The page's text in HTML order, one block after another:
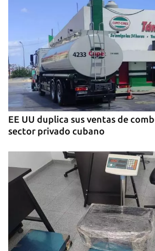
Estreno del documental
cubano Jorge Soliño
EE UU duplica sus ventas de
sector privado cubano